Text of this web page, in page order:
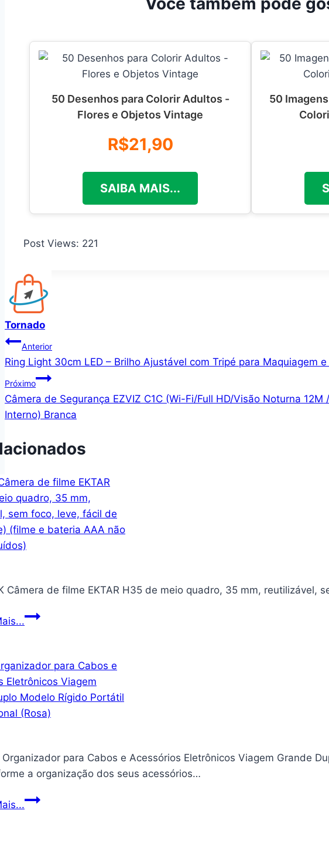
50 Desenhos para Colorir Adultos -
Flores e Objetos Vintage
R$21,90
SAIBA MAIS...
50
Post Views: 221
Tornado
Navegação
de
Post
Anterior
Ring Light 30cm LED – Brilho Ajustável com Tripé para Maquiagem
Próximo
Câmera de Segurança EZVIZ C1C (Wi-Fi/Full HD/Visão Noturna
Interno) Branca
Câmera de filme EKTAR H35 de meio quadro, 35 mm, reutilizável,
KODAK
filme
EKTAR
H35
de
35
mm,
sem
Organizador para Cabos e Acessórios Eletrônicos Viagem Grande
a organização dos seus acessórios…
Estojo